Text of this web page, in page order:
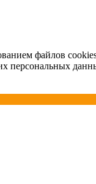
файлов
персональных